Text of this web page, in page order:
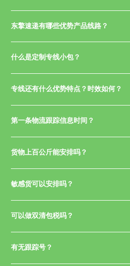
东擎速递有哪些优势产品线路？
什么是定制专线小包？
专线还有什么优势特点？时效如何？
第一条物流跟踪信息时间？
货物上百公斤能安排吗？
敏感货可以安排吗？
可以做双清包税吗？
有无跟踪号？